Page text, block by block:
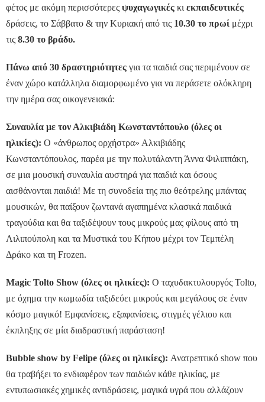
φέτος με ακόμη περισσότερες ψυχαγωγικές κι εκπαιδευτικές
δράσεις, το Σάββατο & την Κυριακή από τις 10.30 το πρωί μέχρι
τις 8.30 το βράδυ.
Πάνω από 30 δραστηριότητες για τα παιδιά σας περιμένουν σε
έναν χώρο κατάλληλα διαμορφωμένο για να περάσετε ολόκληρη
την ημέρα σας οικογενειακά:
Συναυλία με τον Αλκιβιάδη Κωνσταντόπουλο (όλες οι
ηλικίες): Ο «άνθρωπος ορχήστρα» Αλκιβιάδης
Κωνσταντόπουλος, παρέα με την πολυτάλαντη Άννα Φιλιππάκη,
σε μια μουσική συναυλία αυστηρά για παιδιά και όσους
αισθάνονται παιδιά! Με τη συνοδεία της πιο θεότρελης μπάντας
μουσικών, θα παίξουν ζωντανά αγαπημένα κλασικά παιδικά
τραγούδια και θα ταξιδέψουν τους μικρούς μας φίλους από τη
Λιλιπούπολη και τα Μυστικά του Κήπου μέχρι τον Τεμπέλη
Δράκο και τη Frozen.
Magic Tolto Show (όλες οι ηλικίες): Ο ταχυδακτυλουργός Tolto,
με όχημα την κωμωδία ταξιδεύει μικρούς και μεγάλους σε έναν
κόσμο μαγικό! Εμφανίσεις, εξαφανίσεις, στιγμές γέλιου και
έκπληξης σε μία διαδραστική παράσταση!
Bubble show by Felipe (όλες οι ηλικίες): Ανατρεπτικό show που
θα τραβήξει το ενδιαφέρον των παιδιών κάθε ηλικίας, με
εντυπωσιακές χημικές αντιδράσεις, μαγικά υγρά που αλλάζουν